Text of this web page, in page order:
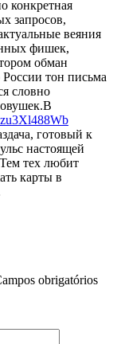
конкретная
запросов,
веяния
фишек,
обман
России тон письма
словно
готовый к
настоящей
тех любит
карты в
obrigatórios